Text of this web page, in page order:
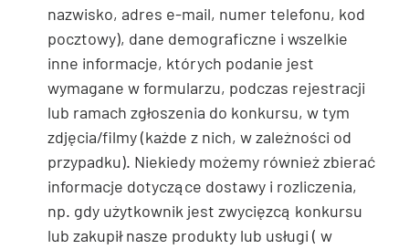
nazwisko, adres e-mail, numer telefonu, kod
pocztowy), dane demograficzne i wszelkie
inne informacje, których podanie jest
wymagane w formularzu, podczas rejestracji
lub ramach zgłoszenia do konkursu, w tym
zdjęcia/filmy (każde z nich, w zależności od
przypadku). Niekiedy możemy również zbierać
informacje dotyczące dostawy i rozliczenia,
np. gdy użytkownik jest zwycięzcą konkursu
lub zakupił nasze produkty lub usługi ( w